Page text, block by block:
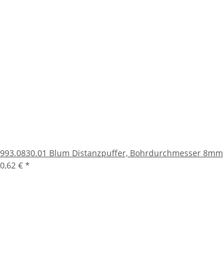
993.0830.01 Blum Distanzpuffer, Bohrdurchmesser 8mm
0,62 € *